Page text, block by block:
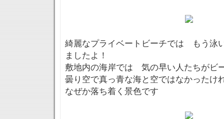
綺麗なプライベートビーチでは もう泳
ましたよ！
敷地内の海岸では 気の早い人たちがビ
曇り空で真っ青な海と空ではなかったけ
なぜか落ち着く景色です